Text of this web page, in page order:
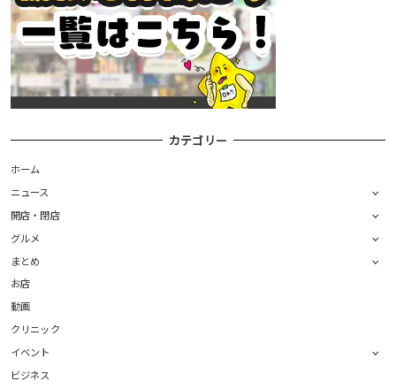
カテゴリー
ホーム
ニュース
開店・閉店
グルメ
まとめ
お店
動画
クリニック
イベント
ビジネス